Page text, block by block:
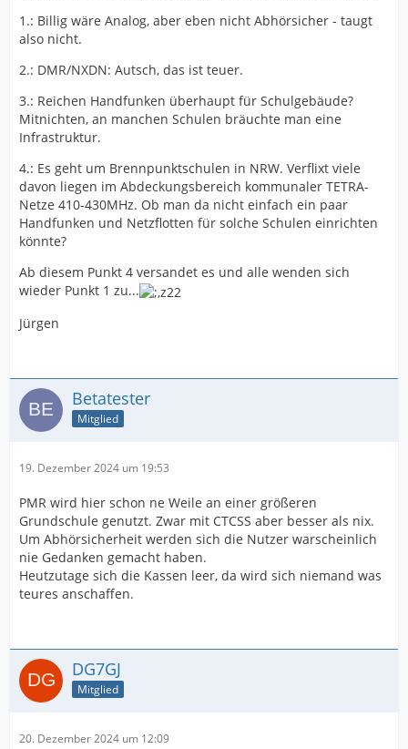
Schule in Gladbeck hat bereits
Funkgeräte
Eingebracht hatte den Vorschlag die FDP-Ratsfraktion,
die sich auf gute Erfahrungen an einem Gladbecker
für etwaige Notsituationen schon länger.
Sollten nun Schulen in Gelsenkirchen bei der Stadt
ihren Bedarf anmelden, müssten noch verschiedene
Beispiel Fragen zum Datenschutz und auf welcher
Frequenz man funken könnte, ohne dabei abgehört zu
1.: Billig wäre Analog, aber eben nicht Abhörsicher - taugt
also nicht.
2.: DMR/NXDN: Autsch, das ist teuer.
3.: Reichen Handfunken überhaupt für Schulgebäude?
Mitnichten, an manchen Schulen bräuchte man eine
Infrastruktur.
4.: Es geht um Brennpunktschulen in NRW. Verflixt viele
davon liegen im Abdeckungsbereich kommunaler TETRA-
Netze 410-430MHz. Ob man da nicht einfach ein paar
Handfunken und Netzflotten für solche Schulen einrichten
könnte?
Ab diesem Punkt 4 versandet es und alle wenden sich
wieder Punkt 1 zu...
Jürgen
Betatester
Mitglied
19. Dezember 2024 um 19:53
PMR wird hier schon ne Weile an einer größeren
Grundschule genutzt. Zwar mit CTCSS aber besser als nix.
Um Abhörsicherheit werden sich die Nutzer warscheinlich
nie Gedanken gemacht haben.
Heutzutage sich die Kassen leer, da wird sich niemand was
teures anschaffen.
DG7GJ
Mitglied
20. Dezember 2024 um 12:09